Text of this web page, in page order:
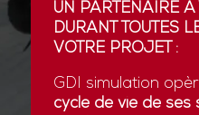
UN PARTENAIRE À
DURANT TOUTES
VOTRE PROJET :
GDI simulation
cycle de vie de ses